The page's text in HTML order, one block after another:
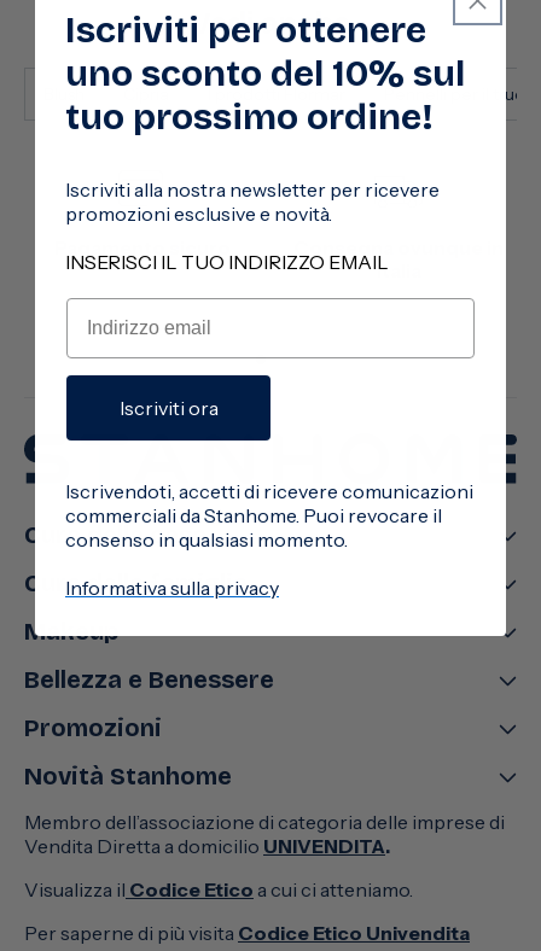
Vedi anche
Pennelli per il
Italia
Cura della casa
Cura della famiglia
Makeup
Bellezza e Benessere
Promozioni
Novità Stanhome
Membro dell’associazione di categoria delle imprese di
Vendita Diretta a domicilio UNIVENDITA.
Visualizza il Codice Etico a cui ci atteniamo.
Per saperne di più visita Codice Etico Univendita
Iscriviti per ottenere
uno sconto del 10% sul
tuo prossimo ordine!
Iscriviti alla nostra newsletter per ricevere
promozioni esclusive e novità.
INSERISCI IL TUO INDIRIZZO EMAIL
Iscriviti ora
Iscrivendoti, accetti di ricevere comunicazioni
commerciali da Stanhome. Puoi revocare il
consenso in qualsiasi momento.
Informativa sulla privacy